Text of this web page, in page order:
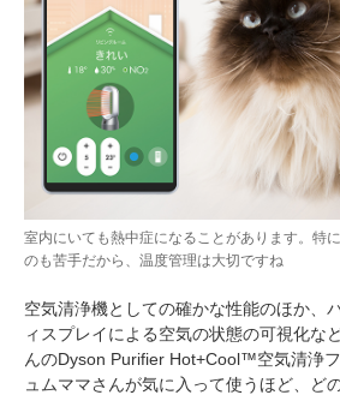
室内にいても熱中症になることがあります。特
のも苦手だから、温度管理は大切ですね
空気清浄機としての確かな性能のほか、
ィスプレイによる空気の状態の可視化な
んのDyson Purifier Hot+Cool™空気清浄
ュムママさんが気に入って使うほど、ど